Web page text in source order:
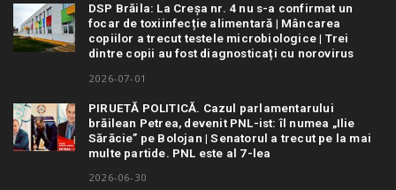
DSP Brăila: La Creșa nr. 4 nu s-a confirmat un
focar de toxiinfecție alimentară | Mâncarea
copiilor a trecut testele microbiologice | Trei
dintre copii au fost diagnosticați cu norovirus
2026-07-01
PIRUETĂ POLITICĂ. Cazul parlamentarului
brăilean Petrea, devenit PNL-ist: îl numea „Ilie
Sărăcie” pe Bolojan | Senatorul a trecut pe la mai
multe partide. PNL este al 7-lea
2026-06-30